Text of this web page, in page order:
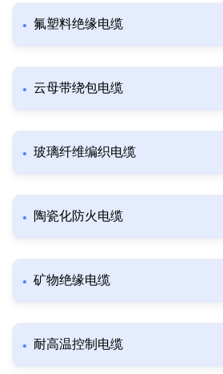
氟塑料绝缘电缆
云母带绕包电缆
玻璃纤维编织电缆
陶瓷化防火电缆
矿物绝缘电缆
耐高温控制电缆